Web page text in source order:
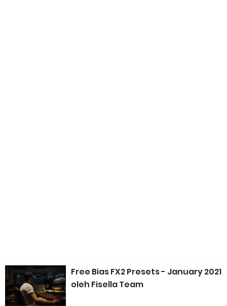
Banyak Music Producer Gagal Membuat Jingle yang Efektif
Bisnis Musik, Mulai dari Mana?
Free Bias FX2 Presets - January 2021
oleh Fisella Team